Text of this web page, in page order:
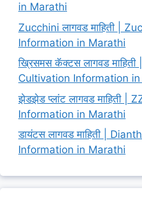
in Marathi
Zucchini लागवड माहिती |
Information in Marathi
ख्रिसमस कॅक्टस लागवड
Cultivation Information
झेडझेड प्लांट लागवड माहिती |
Information in Marathi
डायंटस लागवड माहिती |
Information in Marathi